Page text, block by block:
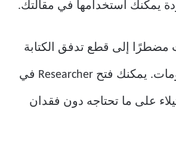
يمكنك استخدامها في مقالتك.
إلى قطع تدفق الكتابة
للبحث عن المعلومات. يمكنك فتح Researcher في
على ما تحتاجه دون فقدان